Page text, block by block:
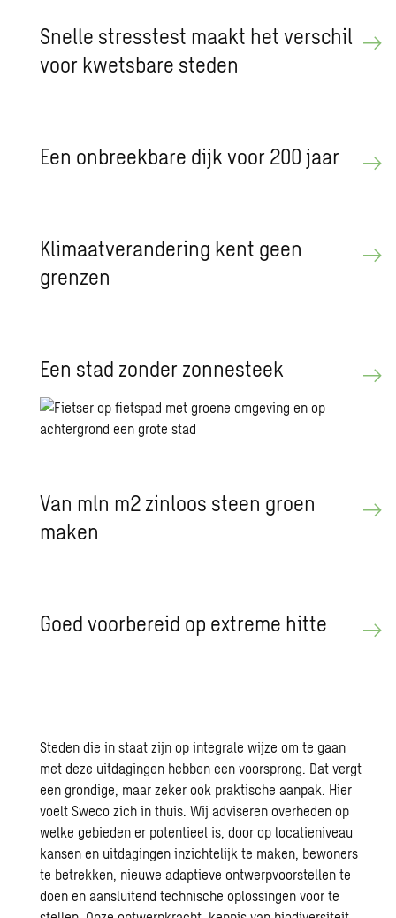
Snel­le stresstest maakt het ver­schil
voor kwets­ba­re ste­den
Een on­breek­ba­re dijk voor 200 jaar
Kli­maat­ver­an­de­ring kent geen
gren­zen
Een stad zon­der zon­ne­steek
Van mln m2 zin­loos steen groen
maken
Goed voor­be­reid op ex­tre­me hitte
Steden die in staat zijn op integrale wijze om te gaan
met deze uitdagingen hebben een voorsprong. Dat vergt
een grondige, maar zeker ook praktische aanpak. Hier
voelt Sweco zich in thuis. Wij adviseren overheden op
welke gebieden er potentieel is, door op locatieniveau
kansen en uitdagingen inzichtelijk te maken, bewoners
te betrekken, nieuwe adaptieve ontwerpvoorstellen te
doen en aansluitend technische oplossingen voor te